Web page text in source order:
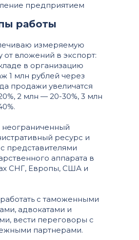
работы
измеряемую
от вложений в экспорт:
в организацию
1 млн рублей через
продажи увеличатся
2 млн — 20-30%, 3 млн
ресурс и
представителями
аппарата в
СНГ, Европы, США и
с таможенными
адвокатами и
вести переговоры с
партнерами.
предприятием